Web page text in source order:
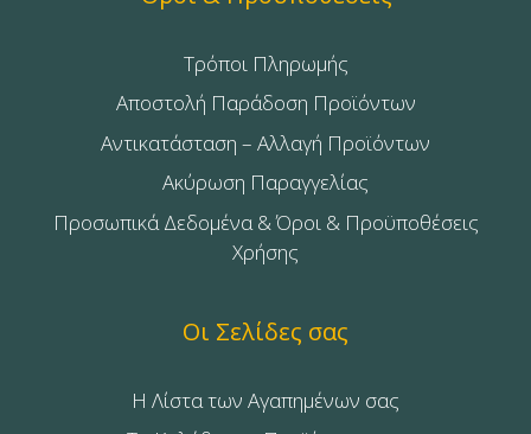
Τρόποι Πληρωμής
Αποστολή Παράδοση Προϊόντων
Αντικατάσταση – Αλλαγή Προϊόντων
Ακύρωση Παραγγελίας
Προσωπικά Δεδομένα & Όροι & Προϋποθέσεις
Χρήσης
Οι Σελίδες σας
Η Λίστα των Αγαπημένων σας